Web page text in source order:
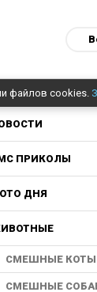
файлов cookies.
ПРИКОЛЫ
ДНЯ
СМЕШНЫЕ КОТЫ
СМЕШНЫЕ